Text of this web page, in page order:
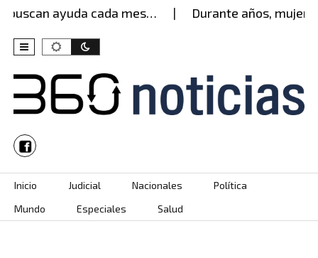
ayuda cada mes… Durante años, mujer
Skip to content
Inicio Judicial Nacionales
Política
Mundo
Especiales Salud